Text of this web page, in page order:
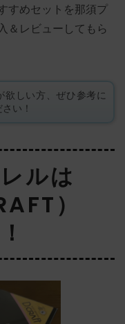
すめセットを那須プ
＆レビューしてもら
欲しい方、ぜひ参考に
い！
ルは
）